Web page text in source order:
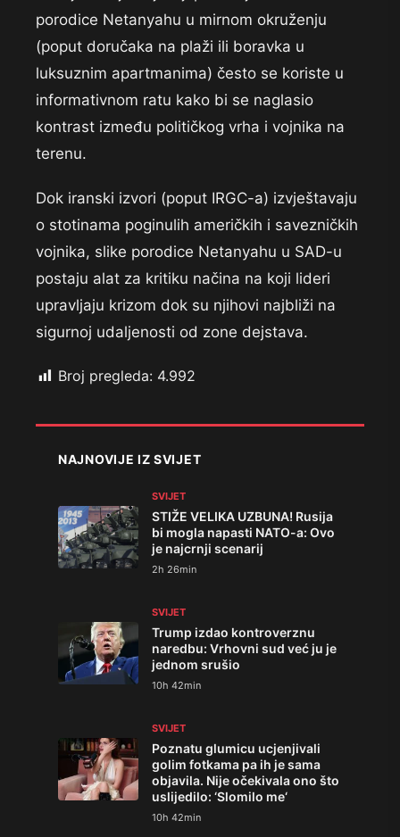
porodice Netanyahu u mirnom okruženju
(poput doručaka na plaži ili boravka u
luksuznim apartmanima) često se koriste u
informativnom ratu kako bi se naglasio
kontrast između političkog vrha i vojnika na
terenu.
Dok iranski izvori (poput IRGC-a) izvještavaju
o stotinama poginulih američkih i savezničkih
vojnika, slike porodice Netanyahu u SAD-u
postaju alat za kritiku načina na koji lideri
upravljaju krizom dok su njihovi najbliži na
sigurnoj udaljenosti od zone dejstava.
Broj pregleda: 4.992
NAJNOVIJE IZ SVIJET
SVIJET
STIŽE VELIKA UZBUNA! Rusija
bi mogla napasti NATO-a: Ovo
je najcrnji scenarij
2h 26min
SVIJET
Trump izdao kontroverznu
naredbu: Vrhovni sud već ju je
jednom srušio
10h 42min
SVIJET
Poznatu glumicu ucjenjivali
golim fotkama pa ih je sama
objavila. Nije očekivala ono što
uslijedilo: ‘Slomilo me‘
10h 42min